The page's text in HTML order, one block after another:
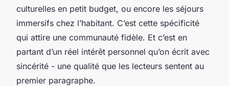
culturelles en petit budget, ou encore les séjours
immersifs chez l’habitant. C’est cette spécificité
qui attire une communauté fidèle. Et c’est en
partant d’un réel intérêt personnel qu’on écrit avec
sincérité - une qualité que les lecteurs sentent au
premier paragraphe.